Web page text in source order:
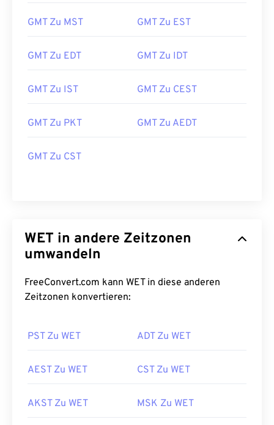
GMT Zu MST GMT Zu EST
GMT Zu EDT GMT Zu IDT
GMT Zu IST GMT Zu CEST
GMT Zu PKT GMT Zu AEDT
GMT Zu CST
WET in andere Zeitzonen
umwandeln
FreeConvert.com kann WET in diese anderen
Zeitzonen konvertieren:
PST Zu WET ADT Zu WET
AEST Zu WET CST Zu WET
AKST Zu WET MSK Zu WET